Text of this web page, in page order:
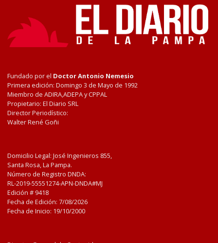
Fundado por el Doctor Antonio Nemesio
Primera edición: Domingo 3 de Mayo de 1992
Miembro de ADIRA,ADEPA y CPPAL
Propietario: El Diario SRL
Director Periodístico:
Walter René Goñi
Domicilio Legal: José Ingenieros 855,
Santa Rosa, La Pampa.
Número de Registro DNDA:
RL-2019-55551274-APN-DNDA#MJ
Edición # 9418
Fecha de Edición: 7/08/2026
Fecha de Inicio: 19/10/2000